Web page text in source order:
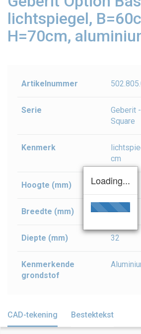
lichtspiegel,
H=70cm,
Artikelnummer
Serie
Geberit
Square
Kenmerk
cm
Hoogte (mm) 700
Breedte (mm) 600
Diepte (mm) 32
Kenmerkende
grondstof
CAD-tekening Bestektekst
Loading...